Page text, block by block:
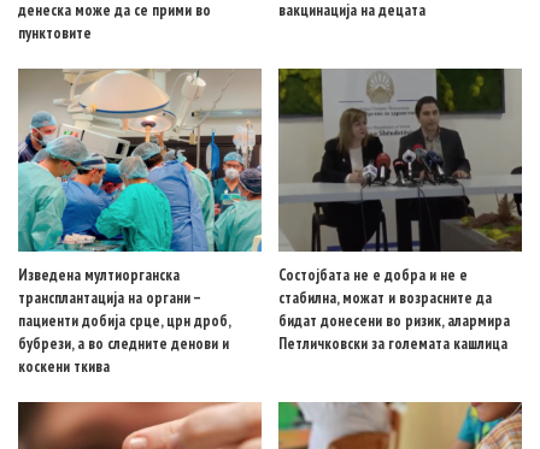
денеска може да се прими во
пунктовите
вакцинација на децата
Изведена мултиорганска
трансплантација на органи –
пациенти добија срце, црн дроб,
бубрези, а во следните денови и
коскени ткива
Состојбата не е добра и не е
стабилна, можат и возрасните да
бидат донесени во ризик, алармира
Петличковски за големата кашлица